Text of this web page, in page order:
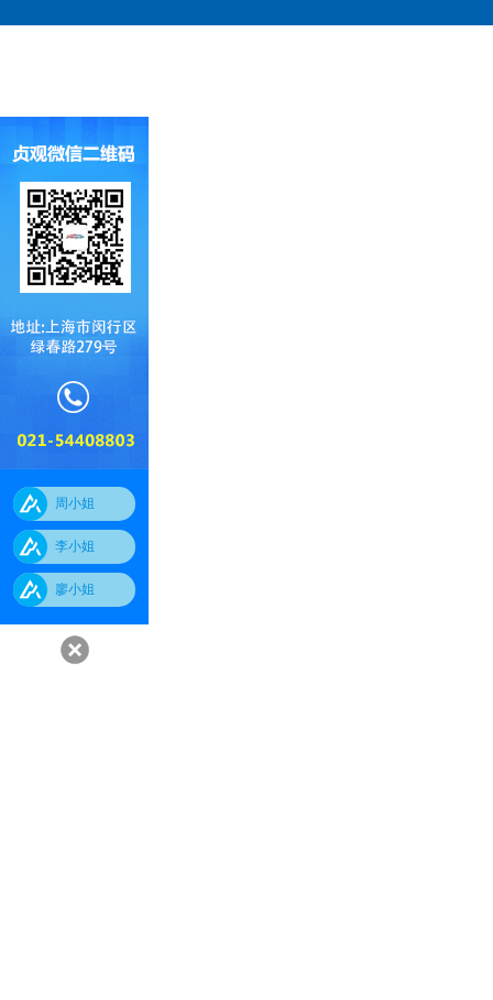
周小姐
李小姐
廖小姐